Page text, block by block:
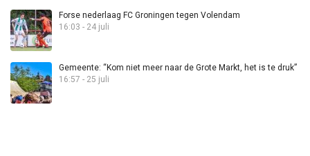
Forse nederlaag FC Groningen tegen Volendam
16:03 - 24 juli
Gemeente: “Kom niet meer naar de Grote Markt, het is te druk”
16:57 - 25 juli